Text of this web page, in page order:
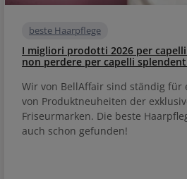
beste Haarpflege
I migliori prodotti 2026 per
non perdere per capelli
Wir von BellAffair sind ständig für
von Produktneuheiten der
Friseurmarken. Die beste
auch schon gefunden!